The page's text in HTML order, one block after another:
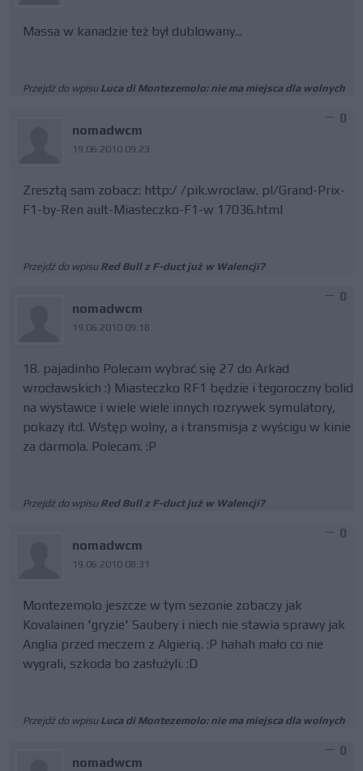
Massa w kanadzie też był dublowany...
Przejdź do wpisu Luca di Montezemolo: nie ma miejsca dla wolnych
nomadwcm
19.06.2010 09:23
0
Zresztą sam zobacz: http:/ /pik.wroclaw. pl/Grand-Prix-
F1-by-Ren ault-Miasteczko-F1-w 17036.html
Przejdź do wpisu Red Bull z F-duct już w Walencji?
nomadwcm
19.06.2010 09:18
0
18. pajadinho Polecam wybrać się 27 do Arkad
wrocławskich :) Miasteczko RF1 będzie i tegoroczny bolid
na wystawce i wiele wiele innych rozrywek symulatory,
pokazy itd. Wstęp wolny, a i transmisja z wyścigu w kinie
za darmola. Polecam. :P
Przejdź do wpisu Red Bull z F-duct już w Walencji?
nomadwcm
19.06.2010 08:31
0
Montezemolo jeszcze w tym sezonie zobaczy jak
Kovalainen 'gryzie' Saubery i niech nie stawia sprawy jak
Anglia przed meczem z Algierią. :P hahah mało co nie
wygrali, szkoda bo zasłużyli. :D
Przejdź do wpisu Luca di Montezemolo: nie ma miejsca dla wolnych
nomadwcm
0